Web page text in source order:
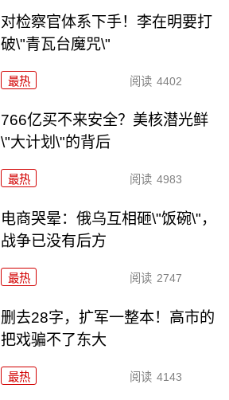
对检察官体系下手！李在明要打
破\"青瓦台魔咒\"
最热 阅读 4402
766亿买不来安全？美核潜光鲜
\"大计划\"的背后
最热 阅读 4983
电商哭晕：俄乌互相砸\"饭碗\"，
战争已没有后方
最热 阅读 2747
删去28字，扩军一整本！高市的
把戏骗不了东大
最热 阅读 4143